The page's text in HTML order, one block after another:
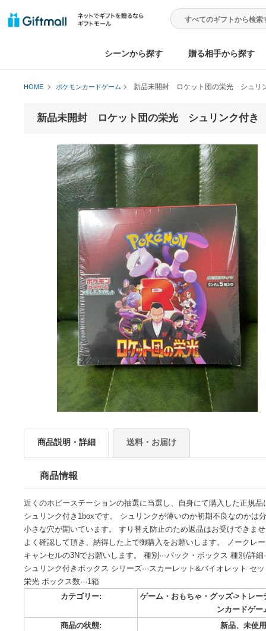
シーンから探す 贈る相手か
商品説明・詳細 送料・お届け
商品情報
近くのホビーステーションの抽選に当選し、自身にて購入し
シュリンク付き1boxです。 シュリンクが薄いのか初期不良
小さな穴が開いています。 すり替え防止のため返品はお受け
よく確認して頂き、納得した上で御購入をお願いします。
キャンセルの3Nでお願いします。 種別···パック・ボックス 種